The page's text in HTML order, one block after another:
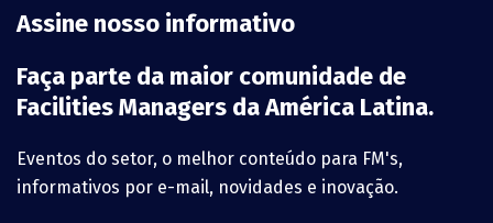
Assine nosso informativo
Faça parte da maior comunidade de
Facilities Managers da América Latina.
Eventos do setor, o melhor conteúdo para FM's,
informativos por e-mail, novidades e inovação.